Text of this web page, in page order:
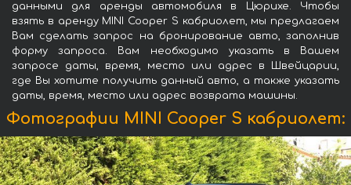
данными для аренды автомобиля в Цюрихе. Чтобы
взять в аренду MINI Cooper S кабриолет, мы предлагаем
Вам сделать запрос на бронирование авто, заполнив
форму запроса. Вам необходимо указать в Вашем
запросе даты, время, место или адрес в Швейцарии,
где Вы хотите получить данный авто, а также указать
даты, время, место или адрес возврата машины.
Фотографии MINI Cooper S кабриолет: